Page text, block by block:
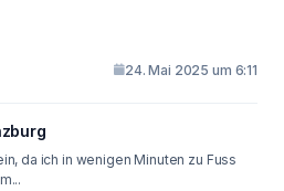
24. Mai 2025 um 6:11
da ich in wenigen Minuten zu Fuss